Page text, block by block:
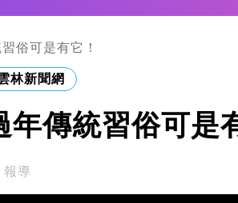
俗可是有它！
林新聞網
傳統習俗可是
導